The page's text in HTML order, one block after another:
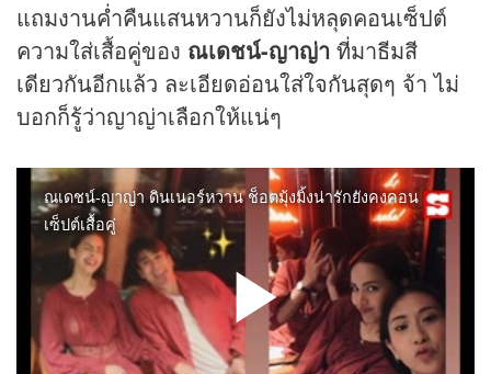
แถมงานค่ำคืนแสนหวานก็ยังไม่หลุดคอนเซ็ปต์
ความใส่เสื้อคู่ของ ณเดชน์-ญาญ่า ที่มาธีมสี
เดียวกันอีกแล้ว ละเอียดอ่อนใส่ใจกันสุดๆ จ้า ไม่
บอกก็รู้ว่าญาญ่าเลือกให้แน่ๆ